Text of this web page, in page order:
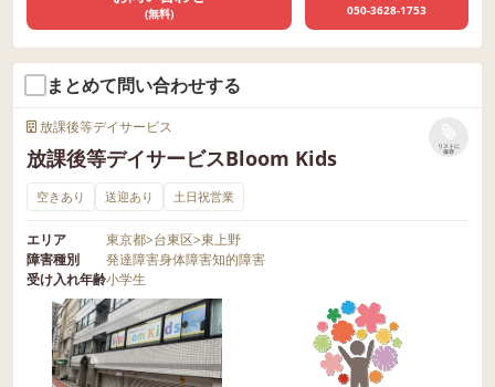
(無料) 050-3628-1753
まとめて問い合わせする
放課後等デイサービス
放課後等デイサービスBloom Kids
リストに
保存
空きあり 送迎あり 土日祝営業
エリア 東京都>台東区>東上野
障害種別
発達障害身体障害知的障害
受け入れ年齢小学生